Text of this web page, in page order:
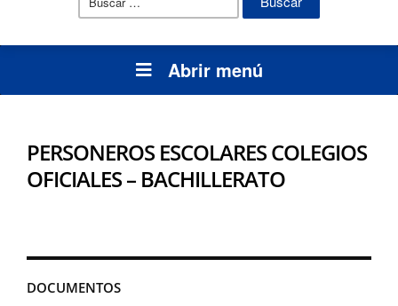
Abrir menú
DOCUMENTOS
PERSONEROS ESCOLARES COLEGIOS
OFICIALES – BACHILLERATO